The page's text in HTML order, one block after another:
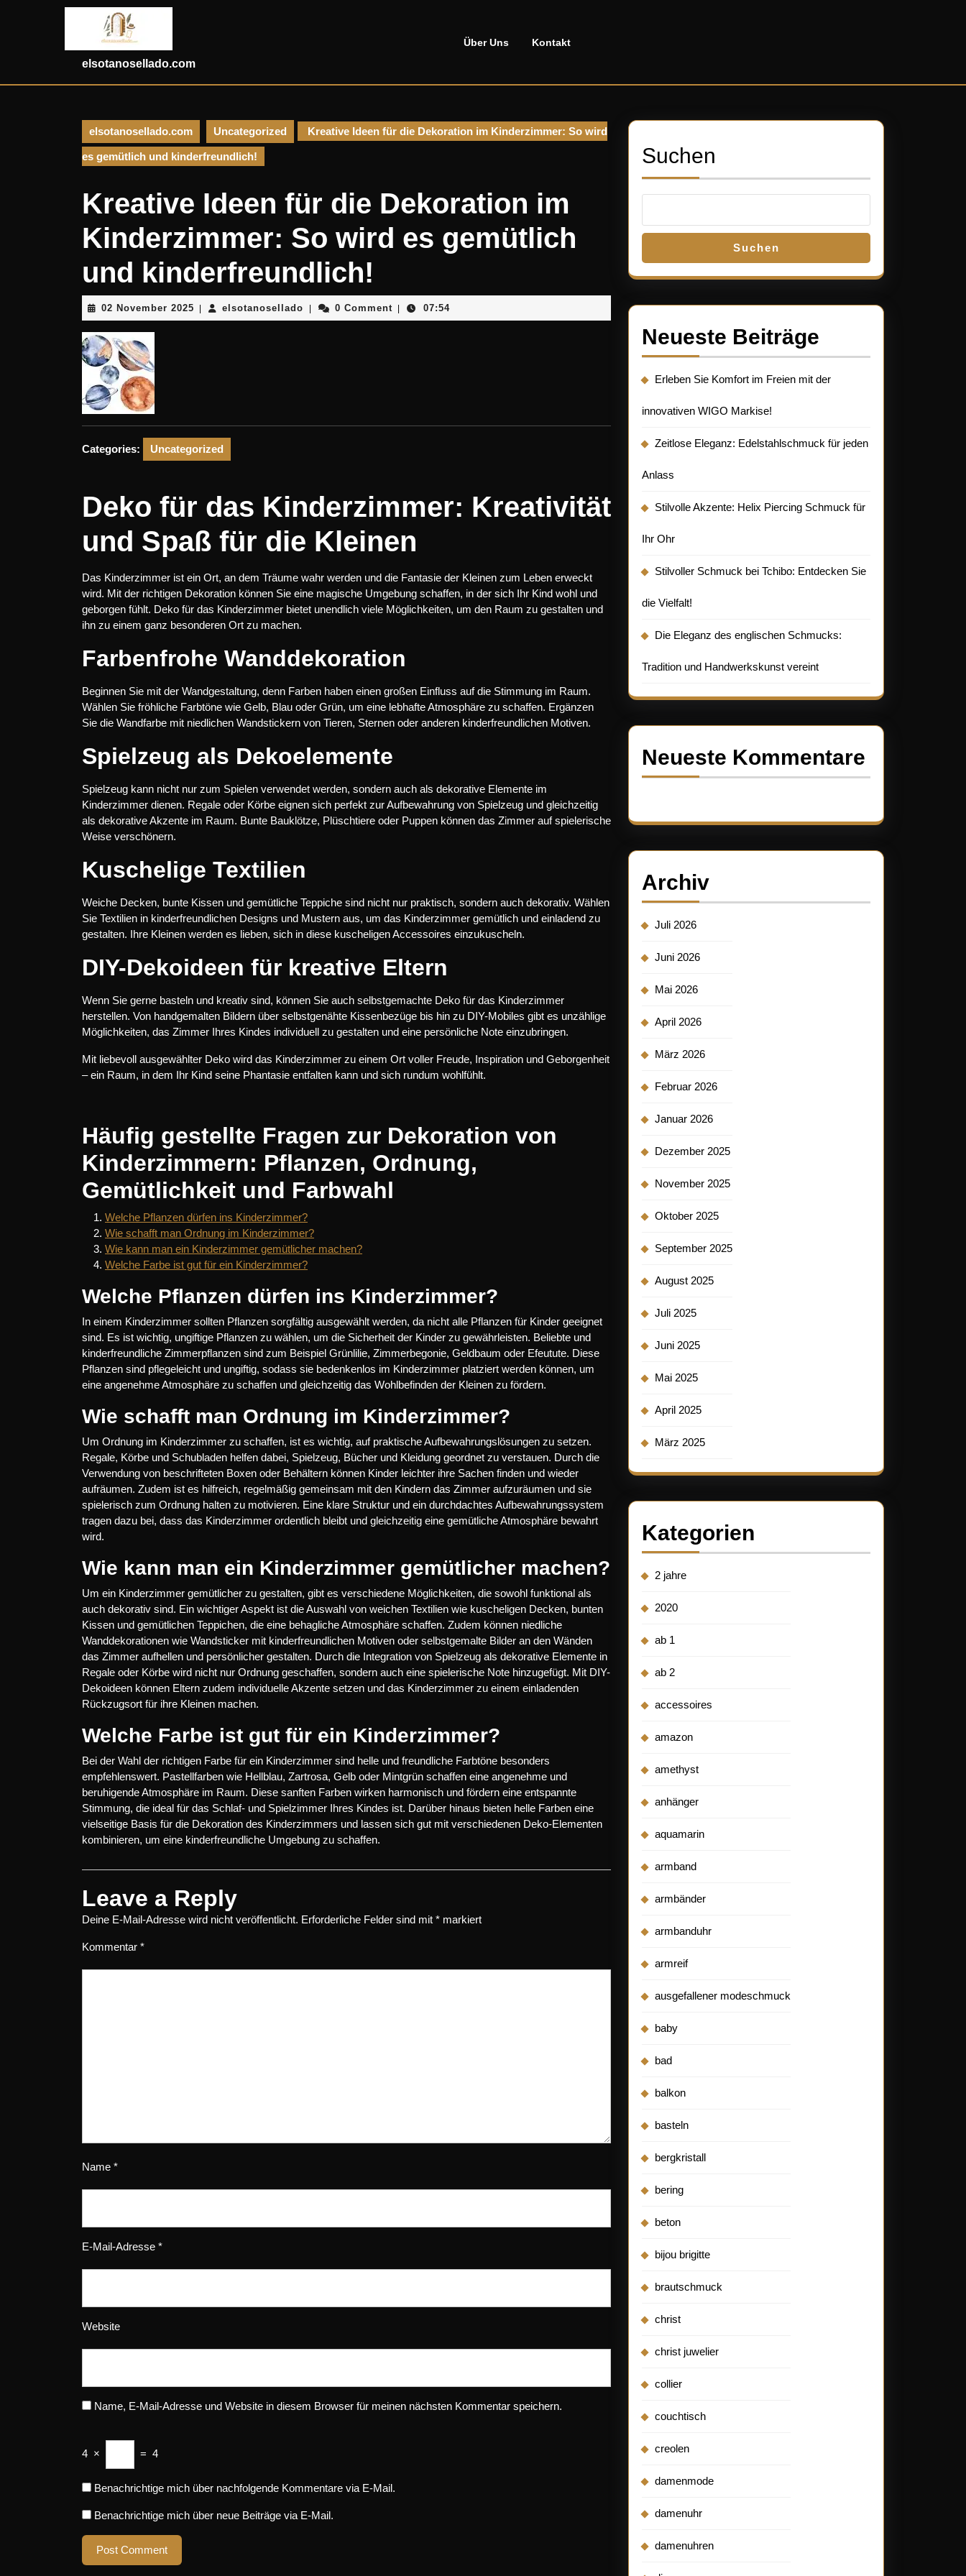
elsotanosellado.com
Über Uns Kontakt
elsotanosellado.com Uncategorized Kreative Ideen für die Dekoration im Kinderzimmer: So wird
es gemütlich und kinderfreundlich!
Kreative Ideen für die Dekoration im
Kinderzimmer: So wird es gemütlich
und kinderfreundlich!
02 November 2025 02
November
elsotanosellado elsotanosellado
0 Comment 07:54
Categories: Uncategorized
Deko für das Kinderzimmer: Kreativität
und Spaß für die Kleinen
Das Kinderzimmer ist ein Ort, an dem Träume wahr werden und die Fantasie der Kleinen zum Leben erweckt
wird. Mit der richtigen Dekoration können Sie eine magische Umgebung schaffen, in der sich Ihr Kind wohl und
geborgen fühlt. Deko für das Kinderzimmer bietet unendlich viele Möglichkeiten, um den Raum zu gestalten und
ihn zu einem ganz besonderen Ort zu machen.
Farbenfrohe Wanddekoration
Beginnen Sie mit der Wandgestaltung, denn Farben haben einen großen Einfluss auf die Stimmung im Raum.
Wählen Sie fröhliche Farbtöne wie Gelb, Blau oder Grün, um eine lebhafte Atmosphäre zu schaffen. Ergänzen
Sie die Wandfarbe mit niedlichen Wandstickern von Tieren, Sternen oder anderen kinderfreundlichen Motiven.
Spielzeug als Dekoelemente
Spielzeug kann nicht nur zum Spielen verwendet werden, sondern auch als dekorative Elemente im
Kinderzimmer dienen. Regale oder Körbe eignen sich perfekt zur Aufbewahrung von Spielzeug und gleichzeitig
als dekorative Akzente im Raum. Bunte Bauklötze, Plüschtiere oder Puppen können das Zimmer auf spielerische
Weise verschönern.
Kuschelige Textilien
Weiche Decken, bunte Kissen und gemütliche Teppiche sind nicht nur praktisch, sondern auch dekorativ. Wählen
Sie Textilien in kinderfreundlichen Designs und Mustern aus, um das Kinderzimmer gemütlich und einladend zu
gestalten. Ihre Kleinen werden es lieben, sich in diese kuscheligen Accessoires einzukuscheln.
DIY-Dekoideen für kreative Eltern
Wenn Sie gerne basteln und kreativ sind, können Sie auch selbstgemachte Deko für das Kinderzimmer
herstellen. Von handgemalten Bildern über selbstgenähte Kissenbezüge bis hin zu DIY-Mobiles gibt es unzählige
Möglichkeiten, das Zimmer Ihres Kindes individuell zu gestalten und eine persönliche Note einzubringen.
Mit liebevoll ausgewählter Deko wird das Kinderzimmer zu einem Ort voller Freude, Inspiration und Geborgenheit
– ein Raum, in dem Ihr Kind seine Phantasie entfalten kann und sich rundum wohlfühlt.
Häufig gestellte Fragen zur Dekoration von
Kinderzimmern: Pflanzen, Ordnung,
Gemütlichkeit und Farbwahl
Welche Pflanzen dürfen ins Kinderzimmer?
Wie schafft man Ordnung im Kinderzimmer?
Wie kann man ein Kinderzimmer gemütlicher machen?
Welche Farbe ist gut für ein Kinderzimmer?
Welche Pflanzen dürfen ins Kinderzimmer?
In einem Kinderzimmer sollten Pflanzen sorgfältig ausgewählt werden, da nicht alle Pflanzen für Kinder geeignet
sind. Es ist wichtig, ungiftige Pflanzen zu wählen, um die Sicherheit der Kinder zu gewährleisten. Beliebte und
kinderfreundliche Zimmerpflanzen sind zum Beispiel Grünlilie, Zimmerbegonie, Geldbaum oder Efeutute. Diese
Pflanzen sind pflegeleicht und ungiftig, sodass sie bedenkenlos im Kinderzimmer platziert werden können, um
eine angenehme Atmosphäre zu schaffen und gleichzeitig das Wohlbefinden der Kleinen zu fördern.
Wie schafft man Ordnung im Kinderzimmer?
Um Ordnung im Kinderzimmer zu schaffen, ist es wichtig, auf praktische Aufbewahrungslösungen zu setzen.
Regale, Körbe und Schubladen helfen dabei, Spielzeug, Bücher und Kleidung geordnet zu verstauen. Durch die
Verwendung von beschrifteten Boxen oder Behältern können Kinder leichter ihre Sachen finden und wieder
aufräumen. Zudem ist es hilfreich, regelmäßig gemeinsam mit den Kindern das Zimmer aufzuräumen und sie
spielerisch zum Ordnung halten zu motivieren. Eine klare Struktur und ein durchdachtes Aufbewahrungssystem
tragen dazu bei, dass das Kinderzimmer ordentlich bleibt und gleichzeitig eine gemütliche Atmosphäre bewahrt
wird.
Wie kann man ein Kinderzimmer gemütlicher machen?
Um ein Kinderzimmer gemütlicher zu gestalten, gibt es verschiedene Möglichkeiten, die sowohl funktional als
auch dekorativ sind. Ein wichtiger Aspekt ist die Auswahl von weichen Textilien wie kuscheligen Decken, bunten
Kissen und gemütlichen Teppichen, die eine behagliche Atmosphäre schaffen. Zudem können niedliche
Wanddekorationen wie Wandsticker mit kinderfreundlichen Motiven oder selbstgemalte Bilder an den Wänden
das Zimmer aufhellen und persönlicher gestalten. Durch die Integration von Spielzeug als dekorative Elemente in
Regale oder Körbe wird nicht nur Ordnung geschaffen, sondern auch eine spielerische Note hinzugefügt. Mit DIY-
Dekoideen können Eltern zudem individuelle Akzente setzen und das Kinderzimmer zu einem einladenden
Rückzugsort für ihre Kleinen machen.
Welche Farbe ist gut für ein Kinderzimmer?
Bei der Wahl der richtigen Farbe für ein Kinderzimmer sind helle und freundliche Farbtöne besonders
empfehlenswert. Pastellfarben wie Hellblau, Zartrosa, Gelb oder Mintgrün schaffen eine angenehme und
beruhigende Atmosphäre im Raum. Diese sanften Farben wirken harmonisch und fördern eine entspannte
Stimmung, die ideal für das Schlaf- und Spielzimmer Ihres Kindes ist. Darüber hinaus bieten helle Farben eine
vielseitige Basis für die Dekoration des Kinderzimmers und lassen sich gut mit verschiedenen Deko-Elementen
kombinieren, um eine kinderfreundliche Umgebung zu schaffen.
Leave a Reply
Deine E-Mail-Adresse wird nicht veröffentlicht. Erforderliche Felder sind mit * markiert
Kommentar *
Name *
E-Mail-Adresse *
Website
Name, E-Mail-Adresse und Website in diesem Browser für meinen nächsten Kommentar speichern.
4 × = 4
Benachrichtige mich über nachfolgende Kommentare via E-Mail.
Benachrichtige mich über neue Beiträge via E-Mail.
Suchen
Suchen
Neueste Beiträge
Erleben Sie Komfort im Freien mit der
innovativen WIGO Markise!
Zeitlose Eleganz: Edelstahlschmuck für jeden
Anlass
Stilvolle Akzente: Helix Piercing Schmuck für
Ihr Ohr
Stilvoller Schmuck bei Tchibo: Entdecken Sie
die Vielfalt!
Die Eleganz des englischen Schmucks:
Tradition und Handwerkskunst vereint
Neueste Kommentare
Archiv
Juli 2026
Juni 2026
Mai 2026
April 2026
März 2026
Februar 2026
Januar 2026
Dezember 2025
November 2025
Oktober 2025
September 2025
August 2025
Juli 2025
Juni 2025
Mai 2025
April 2025
März 2025
Kategorien
2 jahre
2020
ab 1
ab 2
accessoires
amazon
amethyst
anhänger
aquamarin
armband
armbänder
armbanduhr
armreif
ausgefallener modeschmuck
baby
bad
balkon
basteln
bergkristall
bering
beton
bijou brigitte
brautschmuck
christ
christ juwelier
collier
couchtisch
creolen
damenmode
damenuhr
damenuhren